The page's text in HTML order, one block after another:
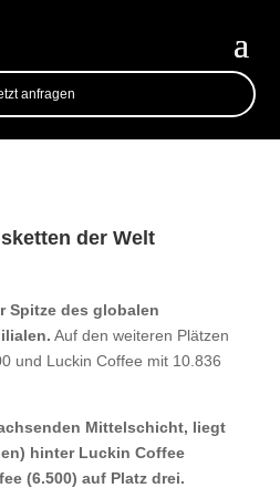
anfragen
der Welt
Spitze des globalen
Auf den weiteren Plätzen
und Luckin Coffee mit 10.836
Mittelschicht, liegt
hinter Luckin Coffee
(6.500) auf Platz drei.